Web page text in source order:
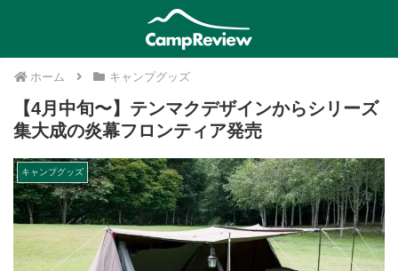
ホーム キャンプグッズ
【4月中旬〜】テンマクデザインからシリーズ
集大成の炎幕フロンティア発売
キャンプグッズ